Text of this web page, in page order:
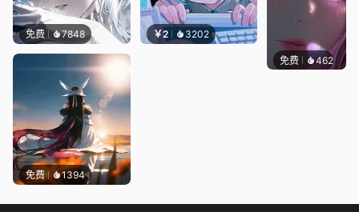
免费 7848 ￥2 3202
免费 1394
免费 462辰东